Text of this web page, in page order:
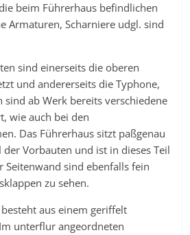
beim Führerhaus befindlichen
Armaturen, Scharniere udgl. sind
sind einerseits die oberen
und andererseits die Typhone,
sind ab Werk bereits verschiedene
wie auch bei den
Das Führerhaus sitzt paßgenau
Vorbauten und ist in dieses Teil
Seitenwand sind ebenfalls fein
zu sehen.
aus einem geriffelt
unterflur angeordneten